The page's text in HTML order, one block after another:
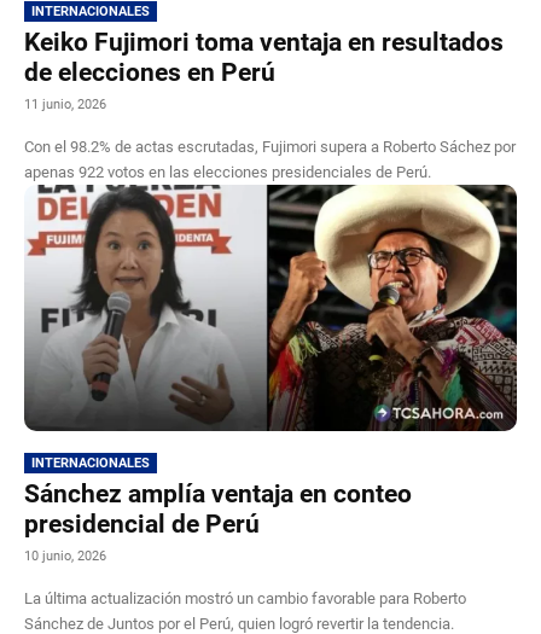
INTERNACIONALES
Keiko Fujimori toma ventaja en resultados
de elecciones en Perú
11 junio, 2026
Con el 98.2% de actas escrutadas, Fujimori supera a Roberto Sáchez por
apenas 922 votos en las elecciones presidenciales de Perú.
INTERNACIONALES
Sánchez amplía ventaja en conteo
presidencial de Perú
10 junio, 2026
La última actualización mostró un cambio favorable para Roberto
Sánchez de Juntos por el Perú, quien logró revertir la tendencia.